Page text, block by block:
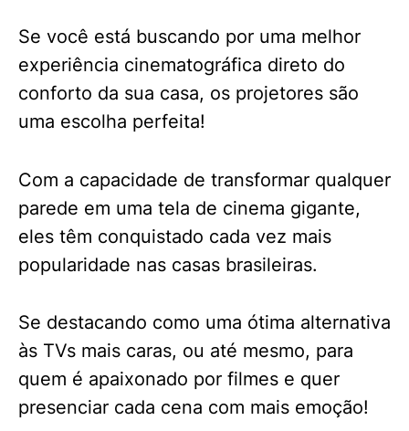
Se você está buscando por uma melhor
experiência cinematográfica direto do
conforto da sua casa, os projetores são
uma escolha perfeita!
Com a capacidade de transformar qualquer
parede em uma tela de cinema gigante,
eles têm conquistado cada vez mais
popularidade nas casas brasileiras.
Se destacando como uma ótima alternativa
às TVs mais caras, ou até mesmo, para
quem é apaixonado por filmes e quer
presenciar cada cena com mais emoção!